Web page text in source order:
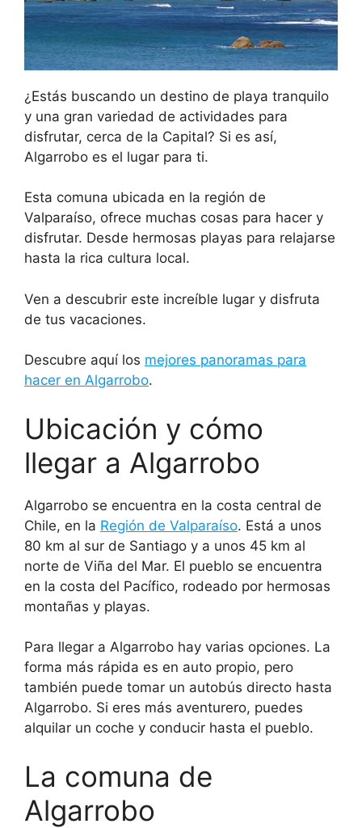
¿Estás buscando un destino de playa tranquilo
y una gran variedad de actividades para
disfrutar, cerca de la Capital? Si es así,
Algarrobo es el lugar para ti.
Esta comuna ubicada en la región de
Valparaíso, ofrece muchas cosas para hacer y
disfrutar. Desde hermosas playas para relajarse
hasta la rica cultura local.
Ven a descubrir este increíble lugar y disfruta
de tus vacaciones.
Descubre aquí los mejores panoramas para
hacer en Algarrobo.
Ubicación y cómo
llegar a Algarrobo
Algarrobo se encuentra en la costa central de
Chile, en la Región de Valparaíso. Está a unos
80 km al sur de Santiago y a unos 45 km al
norte de Viña del Mar. El pueblo se encuentra
en la costa del Pacífico, rodeado por hermosas
montañas y playas.
Para llegar a Algarrobo hay varias opciones. La
forma más rápida es en auto propio, pero
también puede tomar un autobús directo hasta
Algarrobo. Si eres más aventurero, puedes
alquilar un coche y conducir hasta el pueblo.
La comuna de
Algarrobo